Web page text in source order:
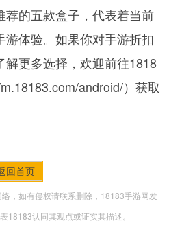
的五款盒子，代表着当前
体验。如果你对手游折扣
更多选择，欢迎前往1818
android/）获取
回首页
，如有侵权请联系删除，18183手游网发
18183认同其观点或证实其描述。